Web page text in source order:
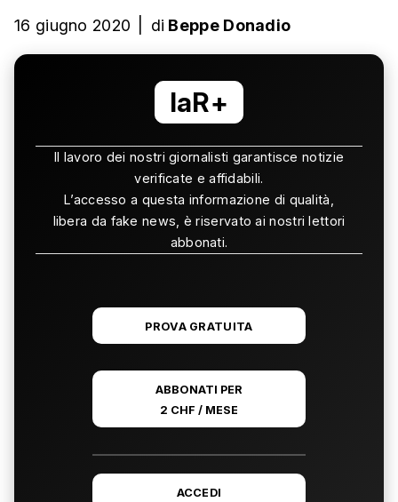
16 giugno 2020 di Beppe Donadio
laR+
Il lavoro dei nostri giornalisti garantisce notizie
verificate e affidabili.
L’accesso a questa informazione di qualità,
libera da fake news, è riservato ai nostri lettori
abbonati.
PROVA GRATUITA
ABBONATI PER
2 CHF / MESE
ACCEDI